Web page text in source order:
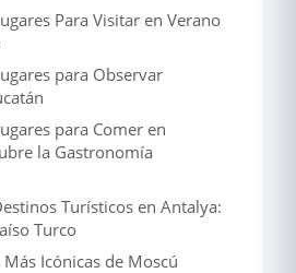
Para Visitar en Verano
para Observar
para Comer en
la Gastronomía
Turísticos en Antalya:
Turco
Icónicas de Moscú